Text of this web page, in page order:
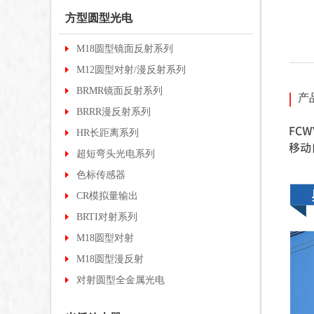
方型圆型光电
M18圆型镜面反射系列
M12圆型对射/漫反射系列
BRMR镜面反射系列
BRRR漫反射系列
HR长距离系列
超短弯头光电系列
色标传感器
CR模拟量输出
BRTI对射系列
M18圆型对射
M18圆型漫反射
对射圆型全金属光电
产